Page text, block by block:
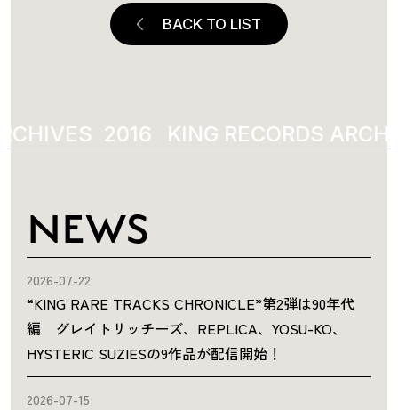
BACK TO LIST
2016 KING RECORDS
NEWS
2026-07-22
“KING RARE TRACKS CHRONICLE”第2弾は90年代
編 グレイトリッチーズ、REPLICA、YOSU-KO、
HYSTERIC SUZIESの9作品が配信開始！
2026-07-15